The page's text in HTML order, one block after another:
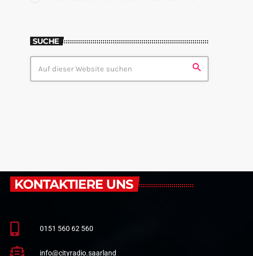
SUCHE
search
KONTAKTIERE UNS
0151 560 62 560
info@cityradio.saarland